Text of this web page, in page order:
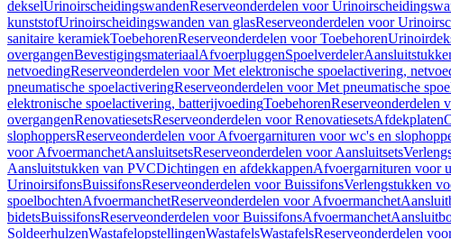
dekselUrinoirscheidingswandenReserveonderdelen voor
kunststofUrinoirscheidingswanden van glasReserveonderdelen voor
sanitaire keramiekToebehorenReserveonderdelen voor Toebehoren
overgangenBevestigingsmateriaalAfvoerpluggenSpoelverdeler
netvoedingReserveonderdelen voor Met elektronische spoelactivering,
pneumatische spoelactiveringReserveonderdelen voor Met pneumatische
elektronische spoelactivering, batterijvoedingToebehorenReserveonderdelen
overgangenRenovatiesetsReserveonderdelen voor RenovatiesetsAfdekplaten
slophoppersReserveonderdelen voor Afvoergarnituren voor wc's en
voor AfvoermanchetAansluitsetsReserveonderdelen voor Aansluitsets
Aansluitstukken van PVCDichtingen en afdekkappenAfvoergarnituren voor
UrinoirsifonsBuissifonsReserveonderdelen voor BuissifonsVerlengstukken
spoelbochtenAfvoermanchetReserveonderdelen voor Afvoermanchet
bidetsBuissifonsReserveonderdelen voor BuissifonsAfvoermanchet
SoldeerhulzenWastafelopstellingenWastafelsWastafelsReserveonderdelen